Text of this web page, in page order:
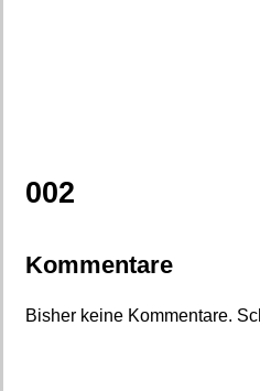
002
Kommentare
Bisher keine Kommentare.